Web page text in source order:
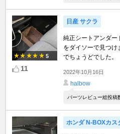
5
11
日産 サクラ
純正シートアンダー
をダイソーで見つ
でちょうどでした。
2022年10月16日
halbow
パーツレビュー総投稿
ホンダ N-BOXカス